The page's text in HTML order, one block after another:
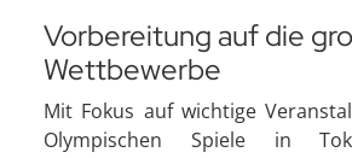
Vorbereitung auf die
Wettbewerbe
Mit Fokus auf wichtige
Olympischen Spiele in